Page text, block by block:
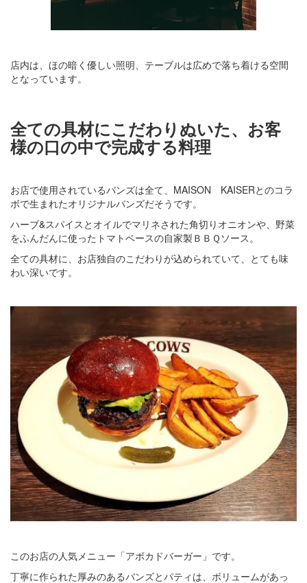
店内は、ほの暗く優しい照明、テーブルは広めで落ち着ける空間
となっています。
全ての具材にこだわりぬいた、お客
様の口の中で完成する料理
お店で使用されているバンズは全て、MAISON KAISERとのコラ
ボで生まれたオリジナルバンズだそうです。
ハーブ&スパイスとオイルでマリネされた角切りオニオンや、野菜
をふんだんに使ったトマトベースの自家製ＢＢＱソース。
全ての具材に、お店独自のこだわりが込められていて、とても味
わい深いです。
このお店の人気メニュー「アボカドバーガー」です。
丁寧に作られた厚みのあるバンズとパティは、ボリュームがあっ